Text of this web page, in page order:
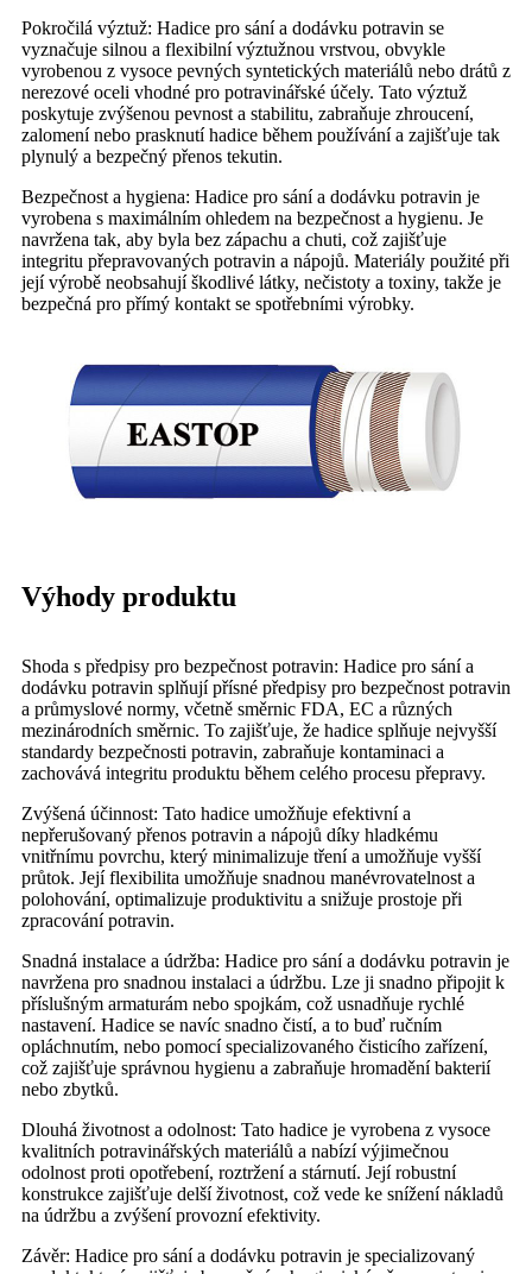
Pokročilá výztuž: Hadice pro sání a dodávku potravin se
vyznačuje silnou a flexibilní výztužnou vrstvou, obvykle
vyrobenou z vysoce pevných syntetických materiálů nebo drátů z
nerezové oceli vhodné pro potravinářské účely. Tato výztuž
poskytuje zvýšenou pevnost a stabilitu, zabraňuje zhroucení,
zalomení nebo prasknutí hadice během používání a zajišťuje tak
plynulý a bezpečný přenos tekutin.
Bezpečnost a hygiena: Hadice pro sání a dodávku potravin je
vyrobena s maximálním ohledem na bezpečnost a hygienu. Je
navržena tak, aby byla bez zápachu a chuti, což zajišťuje
integritu přepravovaných potravin a nápojů. Materiály použité při
její výrobě neobsahují škodlivé látky, nečistoty a toxiny, takže je
bezpečná pro přímý kontakt se spotřebními výrobky.
Výhody produktu
Shoda s předpisy pro bezpečnost potravin: Hadice pro sání a
dodávku potravin splňují přísné předpisy pro bezpečnost potravin
a průmyslové normy, včetně směrnic FDA, EC a různých
mezinárodních směrnic. To zajišťuje, že hadice splňuje nejvyšší
standardy bezpečnosti potravin, zabraňuje kontaminaci a
zachovává integritu produktu během celého procesu přepravy.
Zvýšená účinnost: Tato hadice umožňuje efektivní a
nepřerušovaný přenos potravin a nápojů díky hladkému
vnitřnímu povrchu, který minimalizuje tření a umožňuje vyšší
průtok. Její flexibilita umožňuje snadnou manévrovatelnost a
polohování, optimalizuje produktivitu a snižuje prostoje při
zpracování potravin.
Snadná instalace a údržba: Hadice pro sání a dodávku potravin je
navržena pro snadnou instalaci a údržbu. Lze ji snadno připojit k
příslušným armaturám nebo spojkám, což usnadňuje rychlé
nastavení. Hadice se navíc snadno čistí, a to buď ručním
opláchnutím, nebo pomocí specializovaného čisticího zařízení,
což zajišťuje správnou hygienu a zabraňuje hromadění bakterií
nebo zbytků.
Dlouhá životnost a odolnost: Tato hadice je vyrobena z vysoce
kvalitních potravinářských materiálů a nabízí výjimečnou
odolnost proti opotřebení, roztržení a stárnutí. Její robustní
konstrukce zajišťuje delší životnost, což vede ke snížení nákladů
na údržbu a zvýšení provozní efektivity.
Závěr: Hadice pro sání a dodávku potravin je specializovaný